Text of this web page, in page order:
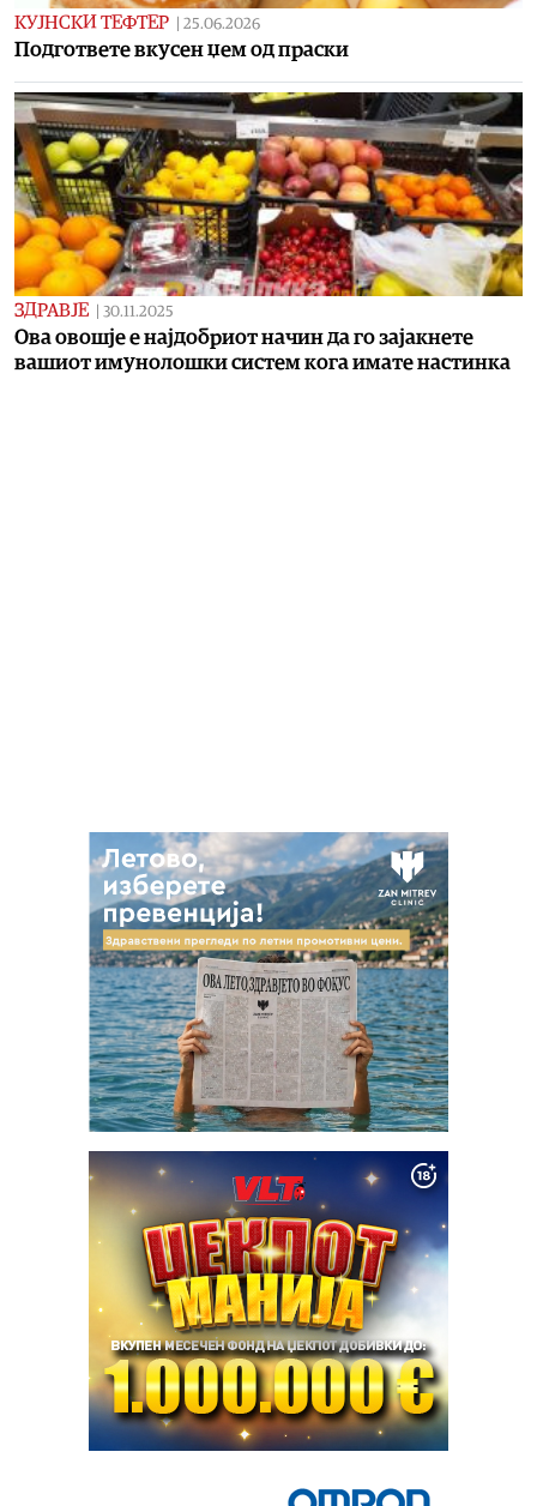
КУЈНСКИ ТЕФТЕР 25.06.2026
Подгответе вкусен џем од праски
ЗДРАВЈЕ 30.11.2025
Ова овошје е најдобриот начин да го зајакнете
вашиот имунолошки систем кога имате настинка